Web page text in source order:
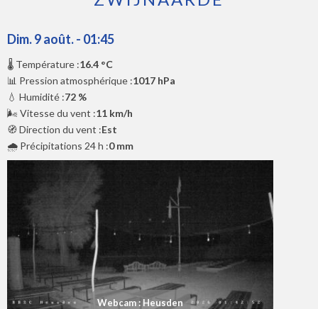
Dim. 9 août. - 01:45
🌡️ Température :16.4 °C
📊 Pression atmosphérique :1017 hPa
💧 Humidité :72 %
🌬️ Vitesse du vent :11 km/h
🧭 Direction du vent :Est
🌧️ Précipitations 24 h :0 mm
Webcam : Heusden